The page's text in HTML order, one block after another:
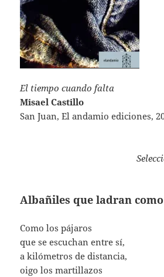
El tiempo cuando falta
Misael Castillo
San Juan, El andamio ediciones,
Albañiles que ladran
Como los pájaros
que se escuchan entre sí,
a kilómetros de distancia,
oigo los martillazos